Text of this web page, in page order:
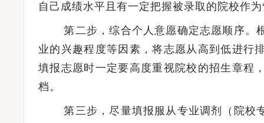
自己成绩水平且有一定把握被录取的院校作
第二步，综合个人意愿确定志愿顺序。根
业的兴趣程度等因素，将志愿从高到低进行
填报志愿时一定要高度重视院校的招生章程
档。
第三步，尽量填报服从专业调剂（院校专